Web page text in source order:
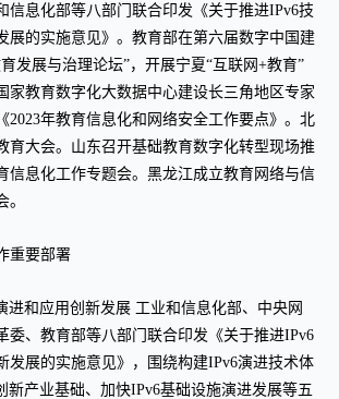
息化部等八部门联合印发《关于推进IPv6技
展的实施意见》。教育部在第六届数字中国建
发展与治理论坛”，开展宁夏“互联网+教育”
家教育数字化大数据中心建设长三角地区专家
2023年教育信息化和网络安全工作要点》。北
育大会。山东召开基础教育数字化转型现场推
信息化工作专题会。黑龙江成立教育网络与信
。
要部署
和应用创新发展 工业和信息化部、中央网
委、教育部等八部门联合印发《关于推进IPv6
发展的实施意见》，围绕构建IPv6演进技术体
新产业基础、加快IPv6基础设施演进发展等五